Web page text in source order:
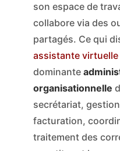
son espace de
collabore via des
partagés. Ce qui
assistante virtuelle
dominante
organisationnelle
secrétariat,
facturation,
traitement des